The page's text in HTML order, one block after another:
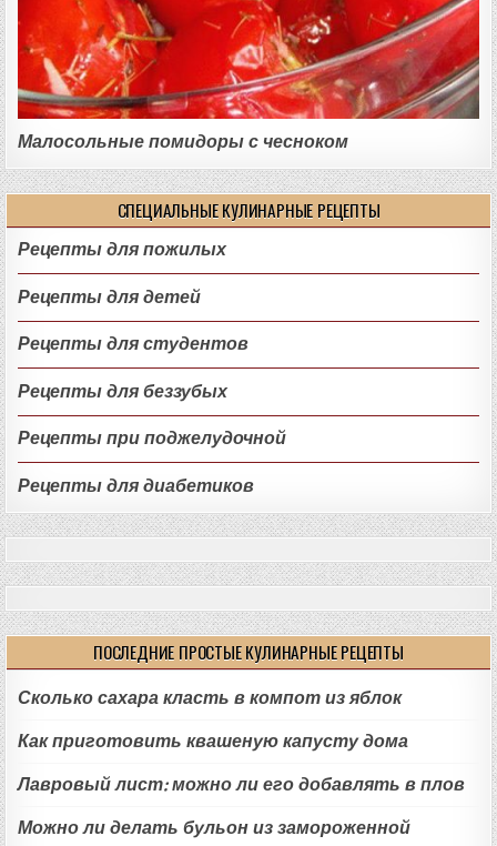
Малосольные помидоры с чесноком
СПЕЦИАЛЬНЫЕ КУЛИНАРНЫЕ РЕЦЕПТЫ
Рецепты для пожилых
Рецепты для детей
Рецепты для студентов
Рецепты для беззубых
Рецепты при поджелудочной
Рецепты для диабетиков
ПОСЛЕДНИЕ ПРОСТЫЕ КУЛИНАРНЫЕ РЕЦЕПТЫ
Сколько сахара класть в компот из яблок
Как приготовить квашеную капусту дома
Лавровый лист: можно ли его добавлять в плов
Можно ли делать бульон из замороженной